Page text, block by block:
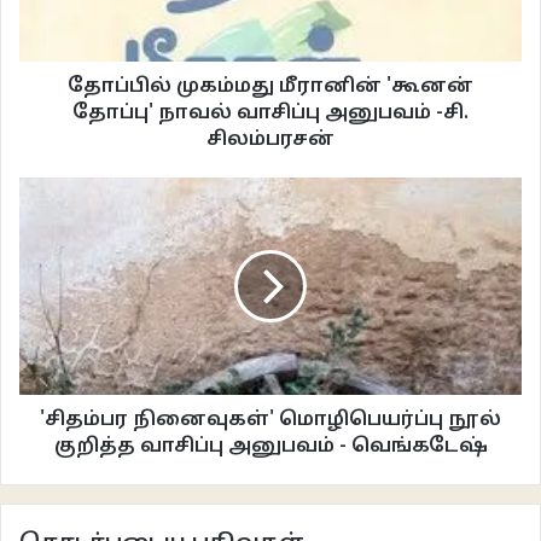
சோ.தர்மன்
தோப்பில் முகம்மது மீரானின் 'கூனன்
தோப்பு' நாவல் வாசிப்பு அனுபவம் -சி.
சிலம்பரசன்
'சிதம்பர நினைவுகள்' மொழிபெயர்ப்பு நூல்
குறித்த வாசிப்பு அனுபவம் - வெங்கடேஷ்